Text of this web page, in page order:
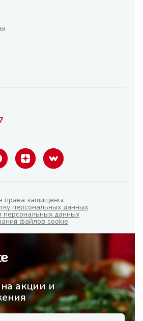
права защищены.
персональных данных
персональных данных
файлов cookie
акции и